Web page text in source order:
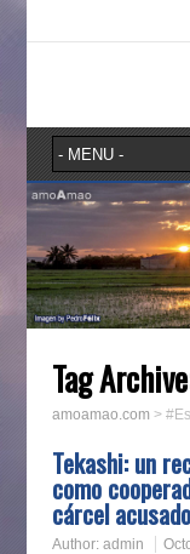
Tag
amoamao.com >
Tekashi: un
como
cárcel
Author: admin